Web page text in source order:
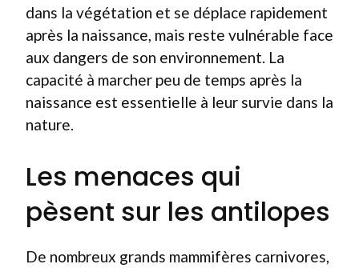
dans la végétation et se déplace rapidement
après la naissance, mais reste vulnérable face
aux dangers de son environnement. La
capacité à marcher peu de temps après la
naissance est essentielle à leur survie dans la
nature.
Les menaces qui
pèsent sur les antilopes
De nombreux grands mammifères carnivores,